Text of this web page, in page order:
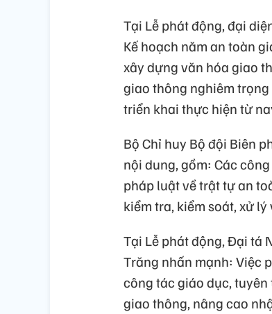
Tại Lễ phát động, đại
Kế hoạch năm an toàn
xây dựng văn hóa giao
giao thông nghiêm
triển khai thực hiện từ
Bộ Chỉ huy Bộ đội Biên
nội dung, gồm: Các
pháp luật về trật tự an
kiểm tra, kiểm soát, xử
Tại Lễ phát động, Đại tá
Trăng nhấn mạnh: Việc
công tác giáo dục,
giao thông, nâng cao